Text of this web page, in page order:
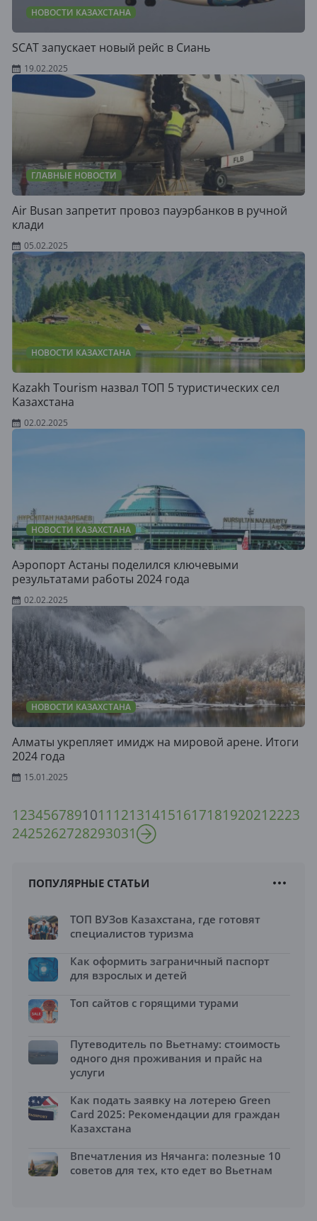
НОВОСТИ КАЗАХСТАНА
SCAT запускает новый рейс в Сиань
19.02.2025
ГЛАВНЫЕ НОВОСТИ
Air Busan запретит провоз пауэрбанков в ручной
клади
05.02.2025
НОВОСТИ КАЗАХСТАНА
Kazakh Tourism назвал ТОП 5 туристических сел
Казахстана
02.02.2025
НОВОСТИ КАЗАХСТАНА
Аэропорт Астаны поделился ключевыми
результатами работы 2024 года
02.02.2025
НОВОСТИ КАЗАХСТАНА
Алматы укрепляет имидж на мировой арене. Итоги
2024 года
15.01.2025
1234567891011 121314151617181920212223
2425262728293031
ПОПУЛЯРНЫЕ СТАТЬИ
ТОП ВУЗов Казахстана, где готовят
специалистов туризма
Как оформить заграничный паспорт
для взрослых и детей
Топ сайтов с горящими турами
Путеводитель по Вьетнаму: стоимость
одного дня проживания и прайс на
услуги
Как подать заявку на лотерею Green
Card 2025: Рекомендации для граждан
Казахстана
Впечатления из Нячанга: полезные 10
советов для тех, кто едет во Вьетнам